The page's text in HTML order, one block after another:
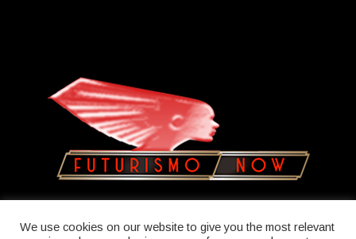
We use cookies on our website to give you the most relevant